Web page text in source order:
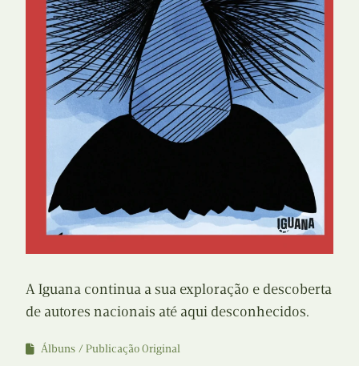
A Iguana continua a sua exploração e descoberta
de autores nacionais até aqui desconhecidos.
Álbuns
Publicação Original